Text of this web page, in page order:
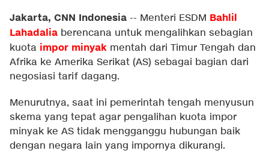
Jakarta, CNN Indonesia -- Menteri ESDM Bahlil
Lahadalia berencana untuk mengalihkan sebagian
kuota impor minyak mentah dari Timur Tengah dan
Afrika ke Amerika Serikat (AS) sebagai bagian dari
negosiasi tarif dagang.
Menurutnya, saat ini pemerintah tengah menyusun
skema yang tepat agar pengalihan kuota impor
minyak ke AS tidak mengganggu hubungan baik
dengan negara lain yang impornya dikurangi.